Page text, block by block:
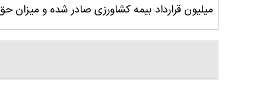
میلیون قرارداد بیمه کشاورزی صادر شده و میزان حق بیمه تولیدی به ۱۱